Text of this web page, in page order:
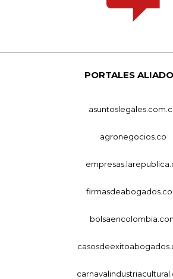
PORTALES
agronegocios.co